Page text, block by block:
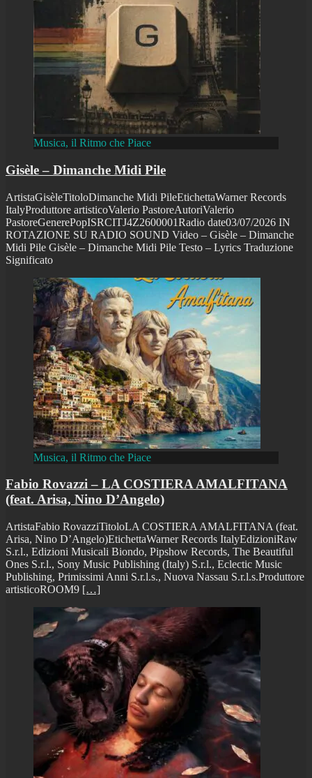
Musica, il Ritmo che Piace
Gisèle – Dimanche Midi Pile
ArtistaGisèleTitoloDimanche Midi PileEtichettaWarner Records
ItalyProduttore artisticoValerio PastoreAutoriValerio
PastoreGenerePopISRCITJ4Z2600001Radio date03/07/2026 IN
ROTAZIONE SU RADIO SOUND Video – Gisèle – Dimanche
Midi Pile Gisèle – Dimanche Midi Pile Testo – Lyrics Traduzione
Significato
Musica, il Ritmo che Piace
Fabio Rovazzi – LA COSTIERA AMALFITANA
(feat. Arisa, Nino D’Angelo)
ArtistaFabio RovazziTitoloLA COSTIERA AMALFITANA (feat.
Arisa, Nino D’Angelo)EtichettaWarner Records ItalyEdizioniRaw
S.r.l., Edizioni Musicali Biondo, Pipshow Records, The Beautiful
Ones S.r.l., Sony Music Publishing (Italy) S.r.l., Eclectic Music
Publishing, Primissimi Anni S.r.l.s., Nuova Nassau S.r.l.s.Produttore
artisticoROOM9 […]